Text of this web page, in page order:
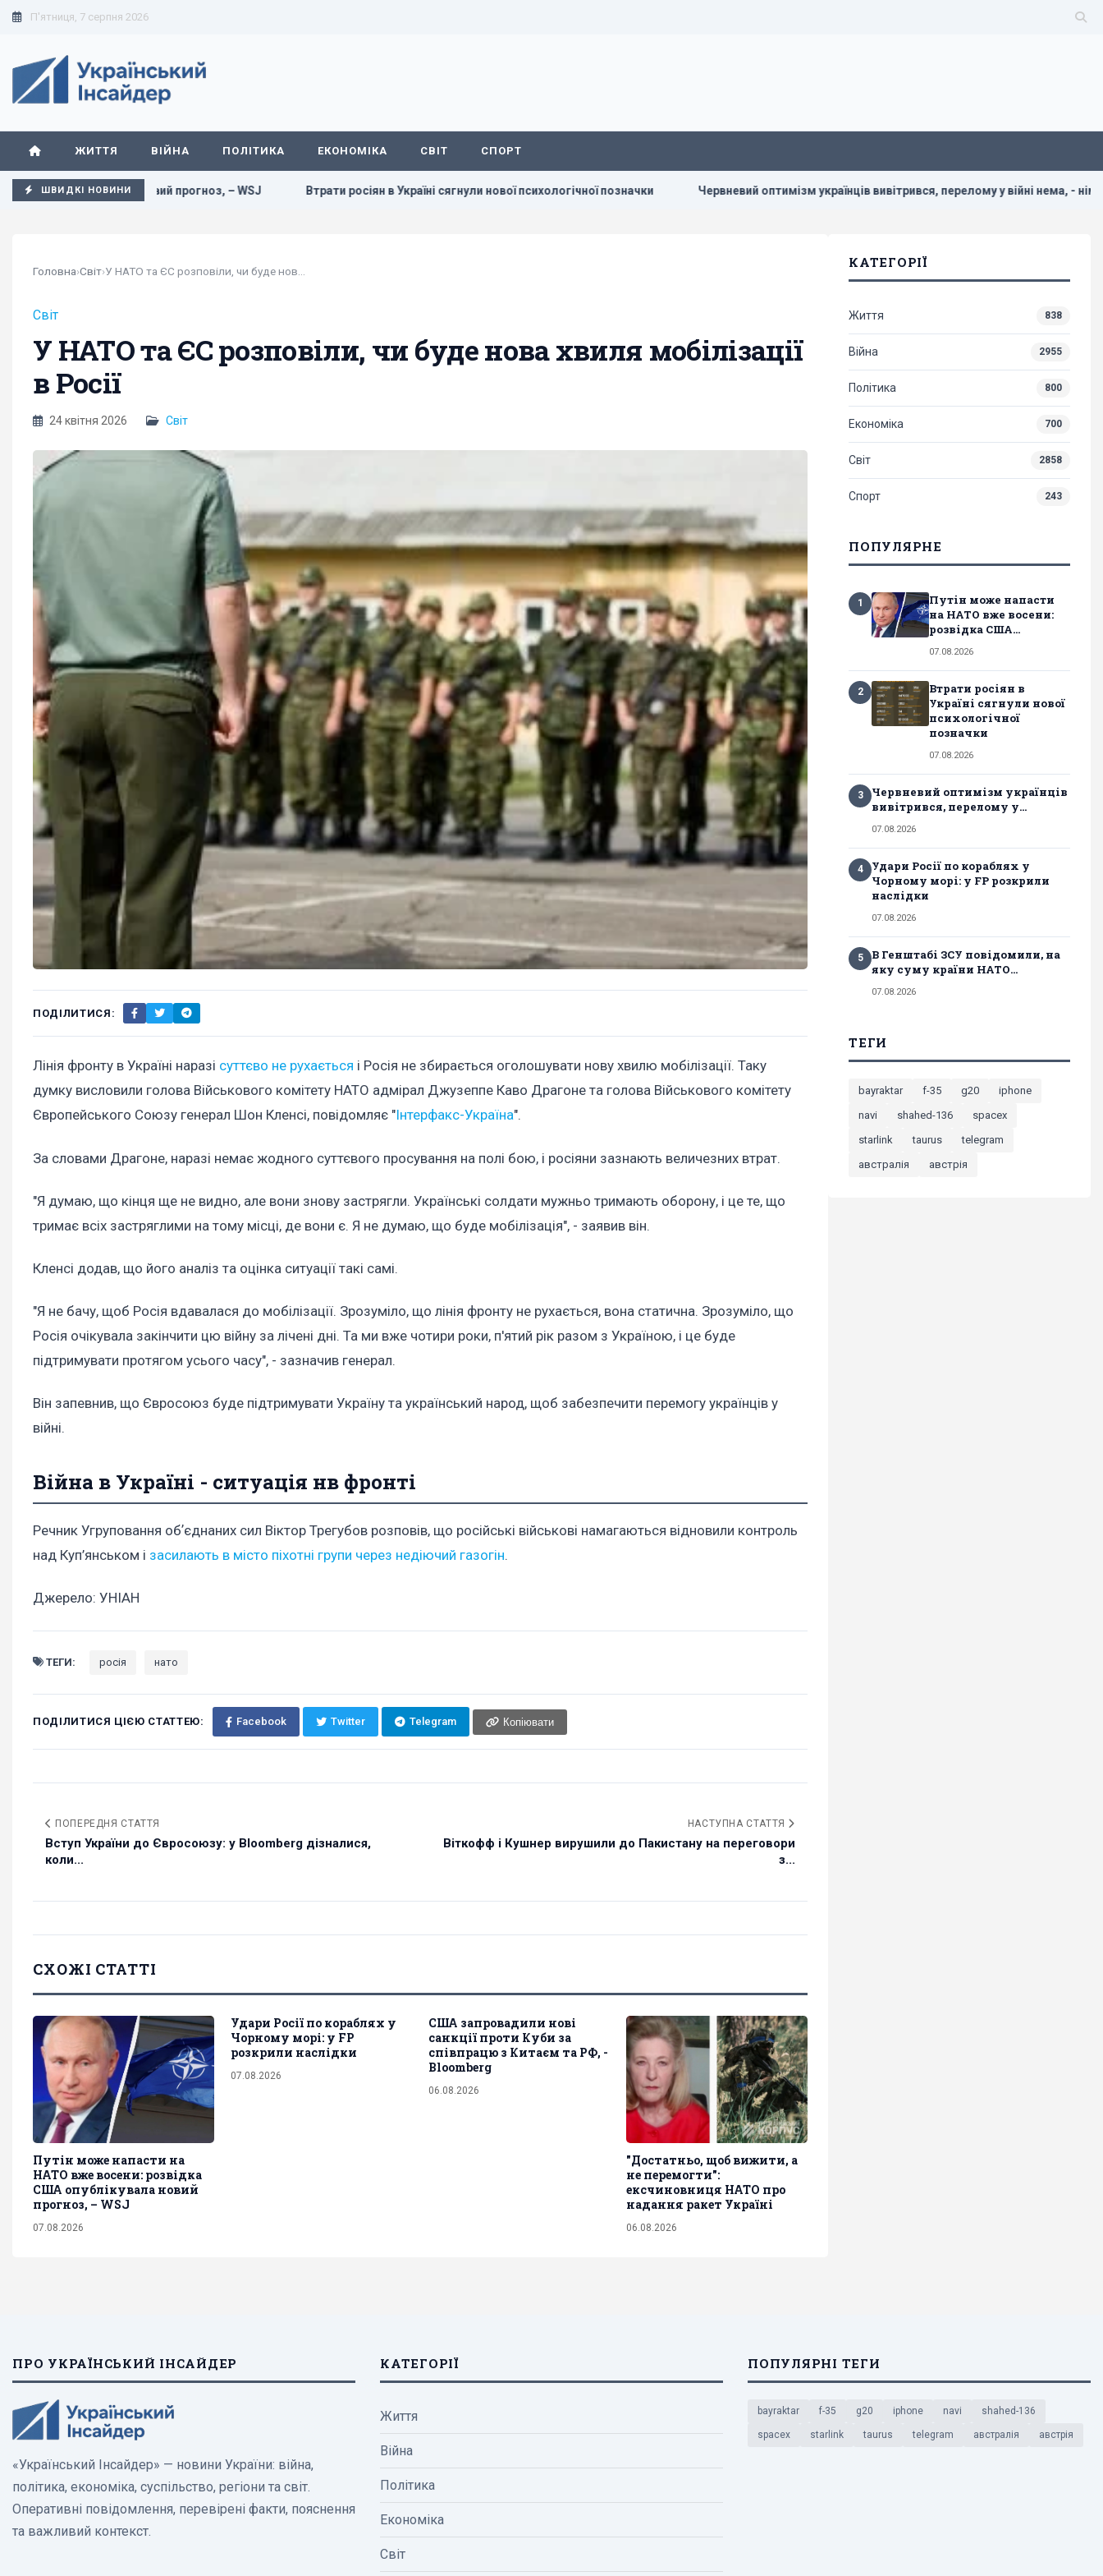
П'ятниця, 7 серпня 2026
ЖИТТЯ ВІЙНА ПОЛІТИКА ЕКОНОМІКА СВІТ СПОРТ
ШВИДКІ НОВИНИ
новий прогноз, – WSJ Втрати росіян в Україні сягнули нової психологічної позначки Червневий оптимізм українців вивітрився, перелому у війні нема, - німецький оглядач
Головна›Світ›
Світ
У НАТО та ЄС розповіли, чи буде нова хвиля мобілізації
в Росії
24 квітня 2026 Світ
ПОДІЛИТИСЯ:
Лінія фронту в Україні наразі суттєво не рухається і Росія не збирається оголошувати нову хвилю мобілізації. Таку
думку висловили голова Військового комітету НАТО адмірал Джузеппе Каво Драгоне та голова Військового комітету
Європейського Союзу генерал Шон Кленсі, повідомляє "Інтерфакс-Україна".
За словами Драгоне, наразі немає жодного суттєвого просування на полі бою, і росіяни зазнають величезних втрат.
"Я думаю, що кінця ще не видно, але вони знову застрягли. Українські солдати мужньо тримають оборону, і це те, що
тримає всіх застряглими на тому місці, де вони є. Я не думаю, що буде мобілізація", - заявив він.
Кленсі додав, що його аналіз та оцінка ситуації такі самі.
"Я не бачу, щоб Росія вдавалася до мобілізації. Зрозуміло, що лінія фронту не рухається, вона статична. Зрозуміло, що
Росія очікувала закінчити цю війну за лічені дні. Та ми вже чотири роки, п'ятий рік разом з Україною, і це буде
підтримувати протягом усього часу", - зазначив генерал.
Він запевнив, що Євросоюз буде підтримувати Україну та український народ, щоб забезпечити перемогу українців у
війні.
Війна в Україні - ситуація нв фронті
Речник Угруповання обʼєднаних сил Віктор Трегубов розповів, що російські військові намагаються відновили контроль
над Куп’янськом і засилають в місто піхотні групи через недіючий газогін.
Джерело: УНІАН
ТЕГИ: росія нато
ПОДІЛИТИСЯ ЦІЄЮ СТАТТЕЮ: Facebook Twitter Telegram Копіювати
ПОПЕРЕДНЯ СТАТТЯ
Вступ України до Євросоюзу: у Bloomberg дізналися,
коли...
НАСТУПНА СТАТТЯ
Віткофф і Кушнер вирушили до Пакистану на переговори
з...
СХОЖІ СТАТТІ
Путін може напасти на
НАТО вже восени: розвідка
США опублікувала новий
прогноз, – WSJ
07.08.2026
Удари Росії по кораблях у
Чорному морі: у FP
розкрили наслідки
07.08.2026
США запровадили нові
санкції проти Куби за
співпрацю з Китаєм та РФ, -
Bloomberg
06.08.2026
"Достатньо, щоб вижити, а
не перемогти":
ексчиновниця НАТО про
надання ракет Україні
06.08.2026
КАТЕГОРІЇ
Життя 838
Війна 2955
Політика 800
Економіка 700
Світ 2858
Спорт 243
ПОПУЛЯРНЕ
1
Путін може напасти
на НАТО вже восени:
розвідка США...
07.08.2026
2
Втрати росіян в
Україні сягнули нової
психологічної
позначки
07.08.2026
3
Червневий оптимізм українців
вивітрився, перелому у...
07.08.2026
4
Удари Росії по кораблях у
Чорному морі: у FP розкрили
наслідки
07.08.2026
5
В Генштабі ЗСУ повідомили, на
яку суму країни НАТО...
07.08.2026
ТЕГИ
bayraktar f-35 g20
iphone
navi
shahed-136
spacex
starlink
taurus
telegram
австралія
австрія
ПРО УКРАЇНСЬКИЙ ІНСАЙДЕР
«Український Інсайдер» — новини України: війна,
політика, економіка, суспільство, регіони та світ.
Оперативні повідомлення, перевірені факти, пояснення
та важливий контекст.
КАТЕГОРІЇ
Життя
Війна
Політика
Економіка
Світ
ПОПУЛЯРНІ ТЕГИ
bayraktar f-35 g20 iphone navi shahed-136
spacex starlink taurus telegram австралія австрія